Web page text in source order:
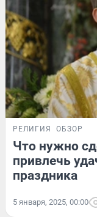
РЕЛИГИЯ ОБЗОР
Что нужно
привлечь
праздника
5 января, 2025, 00:00